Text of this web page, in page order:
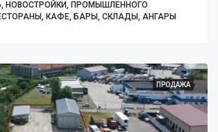
НОВОСТРОЙКИ, ПРОМЫШЛЕННОГО
КАФЕ, БАРЫ, СКЛАДЫ, АНГАРЫ
ПРОДАЖА